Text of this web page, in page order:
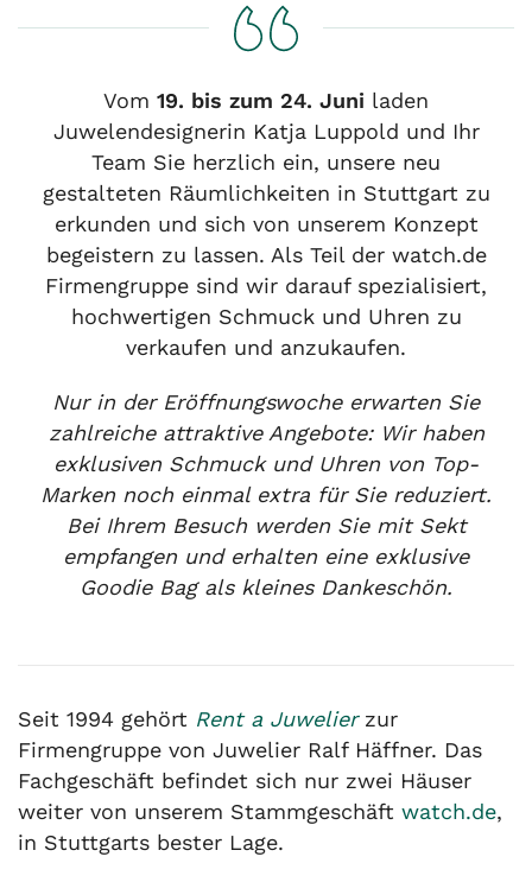
Vom 19. bis zum 24. Juni laden
Juwelendesignerin Katja Luppold und Ihr
Team Sie herzlich ein, unsere neu
gestalteten Räumlichkeiten in Stuttgart zu
erkunden und sich von unserem Konzept
begeistern zu lassen. Als Teil der watch.de
Firmengruppe sind wir darauf spezialisiert,
hochwertigen Schmuck und Uhren zu
verkaufen und anzukaufen.
Nur in der Eröffnungswoche erwarten Sie
zahlreiche attraktive Angebote: Wir haben
exklusiven Schmuck und Uhren von Top-
Marken noch einmal extra für Sie reduziert.
Bei Ihrem Besuch werden Sie mit Sekt
empfangen und erhalten eine exklusive
Goodie Bag als kleines Dankeschön.
Seit 1994 gehört Rent a Juwelierzur
Firmengruppe von Juwelier Ralf Häffner. Das
Fachgeschäft befindet sich nur zwei Häuser
weiter von unserem Stammgeschäft watch.de,
in Stuttgarts bester Lage.